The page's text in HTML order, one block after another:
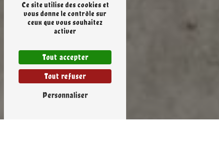
Ce site utilise des cookies et
vous donne le contrôle sur
ceux que vous souhaitez
activer
Tout accepter
Tout refuser
Personnaliser